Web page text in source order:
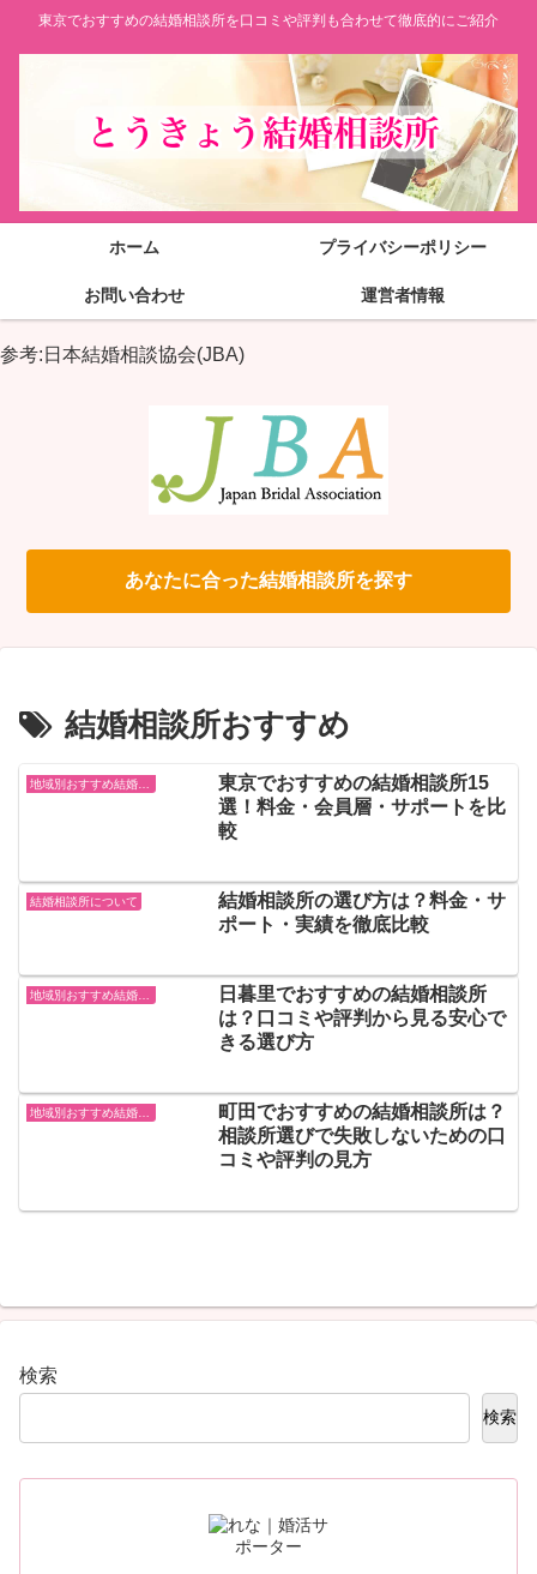
東京でおすすめの結婚相談所を口コミや評判も合わせて徹底的にご紹介
ホーム プライバシーポリシー
お問い合わせ 運営者情報
参考:日本結婚相談協会(JBA)
あなたに合った結婚相談所を探す
結婚相談所おすすめ
東京でおすすめの結婚相談所15
選！料金・会員層・サポートを比
較
結婚相談所について
結婚相談所の選び方は？料金・サ
ポート・実績を徹底比較
日暮里でおすすめの結婚相談所
は？口コミや評判から見る安心で
きる選び方
町田でおすすめの結婚相談所は？
相談所選びで失敗しないための口
コミや評判の見方
検索
検索